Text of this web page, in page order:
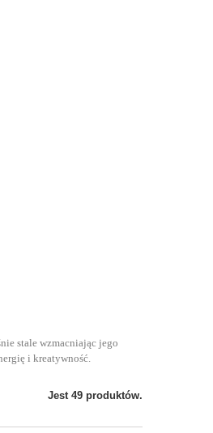
stale wzmacniając jego
i kreatywność.
Jest 49 produktów.